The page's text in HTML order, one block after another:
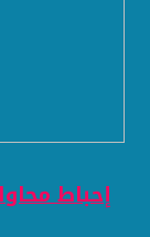
إحباط